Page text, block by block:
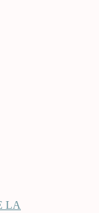
LA